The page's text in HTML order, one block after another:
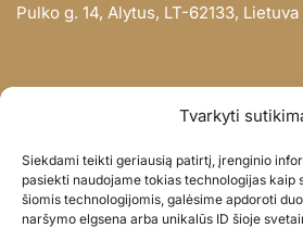
Tvarkyti
Siekdami teikti geriausią patirtį, įrenginio
pasiekti naudojame tokias technologijas kaip
šiomis technologijomis, galėsime apdoroti
naršymo elgsena arba unikalūs ID šioje
Pulko g. 14, Alytus, LT-62133, Lietuva
Didmena
Darbų portfolio